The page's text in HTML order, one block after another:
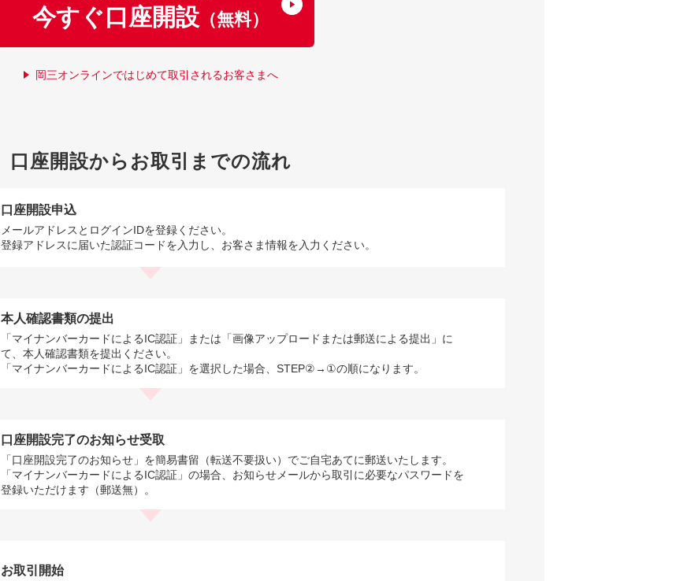
今すぐ口座開設 （無料）
岡三オンラインではじめて取引されるお客さまへ
口座開設からお取引までの流れ
口座開設申込
メールアドレスとログインIDを登録ください。
登録アドレスに届いた認証コードを入力し、お客さま情報を入力ください。
本人確認書類の提出
「マイナンバーカードによるIC認証」または「画像アップロードまたは郵送による提出」に
て、本人確認書類を提出ください。
「マイナンバーカードによるIC認証」を選択した場合、STEP②→①の順になります。
口座開設完了のお知らせ受取
「口座開設完了のお知らせ」を簡易書留（転送不要扱い）でご自宅あてに郵送いたします。
「マイナンバーカードによるIC認証」の場合、お知らせメールから取引に必要なパスワードを
登録いただけます（郵送無）。
お取引開始